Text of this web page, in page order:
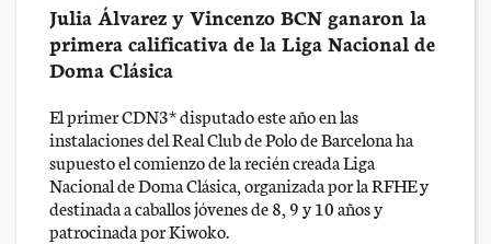
Julia Álvarez y Vincenzo BCN ganaron la
primera calificativa de la Liga Nacional de
Doma Clásica
El primer CDN3* disputado este año en las
instalaciones del Real Club de Polo de Barcelona ha
supuesto el comienzo de la recién creada Liga
Nacional de Doma Clásica, organizada por la RFHE y
destinada a caballos jóvenes de 8, 9 y 10 años y
patrocinada por Kiwoko.